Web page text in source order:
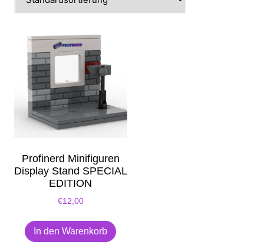
Profinerd Minifiguren
Display Stand SPECIAL
EDITION
€12,00
In den Warenkorb